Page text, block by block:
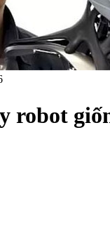
robot